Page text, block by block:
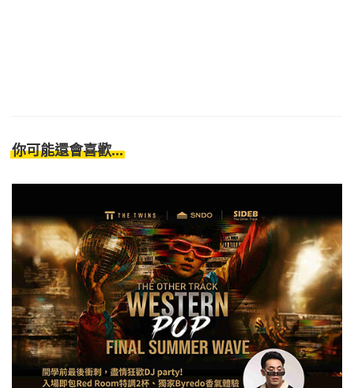
你可能還會喜歡...